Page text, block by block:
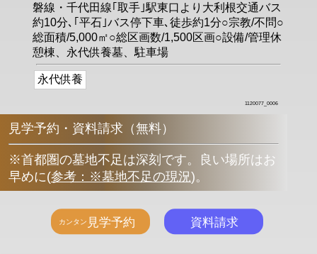
磐線・千代田線｢取手｣駅東口より大利根交通バス
約10分､｢平石｣バス停下車､徒歩約1分○宗教/不問○
総面積/5,000㎡○総区画数/1,500区画○設備/管理休
憩棟、永代供養墓、駐車場
永代供養
1120077_0006
見学予約・資料請求（無料）
※首都圏の墓地不足は深刻です。良い場所はお
早めに(参考：※墓地不足の現況)。